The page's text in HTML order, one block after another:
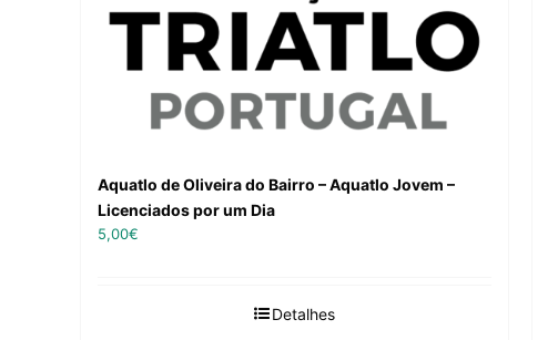
Aquatlo de Oliveira do Bairro – Aquatlo Jovem –
Licenciados por um Dia
5,00€
Detalhes